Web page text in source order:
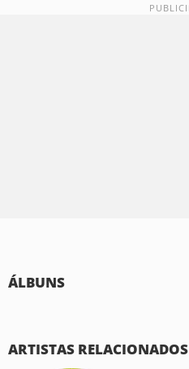
ÁLBUNS
ARTISTAS RELACIONADOS